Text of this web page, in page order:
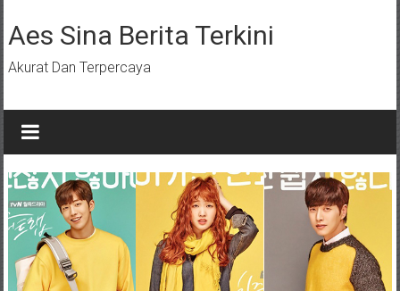
ke
konten
Aes Sina Berita Terkini
Akurat Dan Terpercaya